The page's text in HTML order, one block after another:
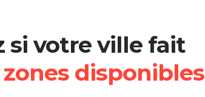
si votre ville fait
zones disponibles